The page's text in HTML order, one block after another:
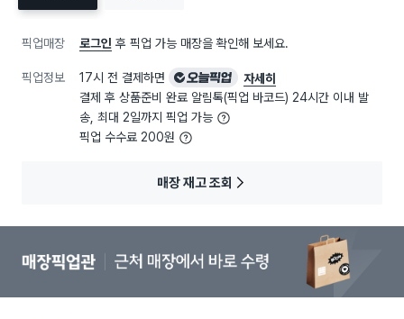
픽업매장 로그인 후 픽업 가능 매장을 확인해 보세요.
픽업정보 17시 전 결제하면 오늘픽업
자세히
결제 후 상품준비 완료 알림톡(픽업 바코드) 24시간 이내 발
송, 최대 2일까지 픽업 가능
픽업 수수료 200원
매장 재고 조회